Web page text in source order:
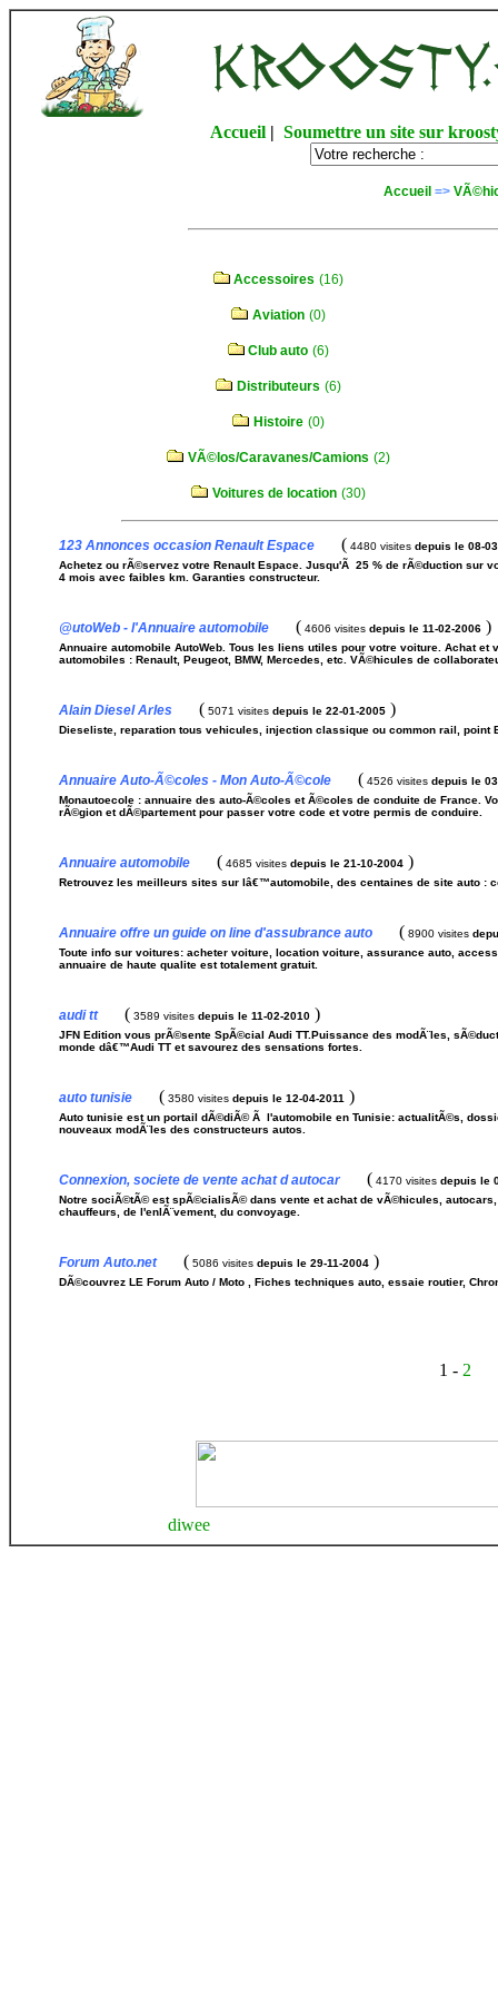
Accueil |Soumettre un site sur
Accueil =>
Accessoires (16)
Aviation (0)
Club auto (6)
Distributeurs (6)
Histoire (0)
VÃ©los/Caravanes/Camions (2)
Voitures de location (30)
123 Annonces occasion Renault Espace ( 4480 visites depuis le 08-
Achetez ou rÃ©servez votre Renault Espace. Jusqu'Ã 25 % de rÃ©duction sur
4 mois avec faibles km. Garanties constructeur.
@utoWeb - l'Annuaire automobile ( 4606 visites depuis le 11-02-2006 )
Annuaire automobile AutoWeb. Tous les liens utiles pour votre voiture. Achat
automobiles : Renault, Peugeot, BMW, Mercedes, etc. VÃ©hicules de
Alain Diesel Arles ( 5071 visites depuis le 22-01-2005 )
Dieseliste, reparation tous vehicules, injection classique ou common rail,
Annuaire Auto-Ã©coles - Mon Auto-Ã©cole ( 4526 visites depuis le
Monautoecole : annuaire des auto-Ã©coles et Ã©coles de conduite de France.
rÃ©gion et dÃ©partement pour passer votre code et votre permis de conduire.
Annuaire automobile ( 4685 visites depuis le 21-10-2004 )
Retrouvez les meilleurs sites sur lâ€™automobile, des centaines de site auto :
Annuaire offre un guide on line d'assubrance auto ( 8900 visites
Toute info sur voitures: acheter voiture, location voiture, assurance auto,
annuaire de haute qualite est totalement gratuit.
audi tt( 3589 visites depuis le 11-02-2010 )
JFN Edition vous prÃ©sente SpÃ©cial Audi TT.Puissance des modÃ¨les,
monde dâ€™Audi TT et savourez des sensations fortes.
auto tunisie ( 3580 visites depuis le 12-04-2011 )
Auto tunisie est un portail dÃ©diÃ© Ã l'automobile en Tunisie: actualitÃ©s,
nouveaux modÃ¨les des constructeurs autos.
Connexion, societe de vente achat d autocar( 4170 visites depuis le
Notre sociÃ©tÃ© est spÃ©cialisÃ© dans vente et achat de vÃ©hicules,
chauffeurs, de l'enlÃ¨vement, du convoyage.
Forum Auto.net( 5086 visites depuis le 29-11-2004 )
DÃ©couvrez LE Forum Auto / Moto , Fiches techniques auto, essaie routier,
1 - 2
diwee